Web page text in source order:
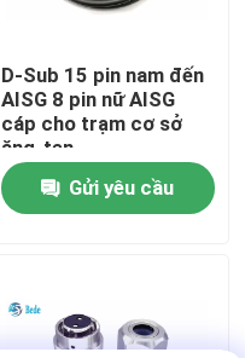
D-Sub 15 pin nam đến
AISG 8 pin nữ AISG
cáp cho trạm cơ sở
ăng-ten
Gửi yêu cầu